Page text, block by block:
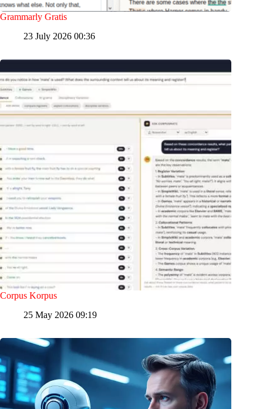
Grammarly Gratis
23 July 2026 00:36
Corpus Korpus
25 May 2026 09:19